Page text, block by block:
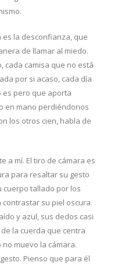
es la desconfianza, que
de llamar al miedo.
cada camisa que no está
por si acaso, cada día
es pero que aporta
en mano perdiéndonos
los otros cien, habla de
a mí. El tiro de cámara es
para resaltar su gesto
cuerpo tallado por los
su piel oscura
y azul, sus dedos casi
la cuerda que centra
muevo la cámara.
Pienso que para él